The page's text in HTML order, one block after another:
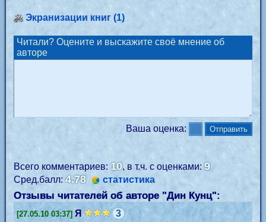
Экранизации книг (1)
Читали? Оцените и выскажите своё мнение об
авторе
Ваша оценка:
Всего комментариев:10, в т.ч. с оценками:9
Сред.балл:4.78 статистика
Отзывы читателей об авторе "Дин Кунц":
[27.05.10 03:37] Я
3